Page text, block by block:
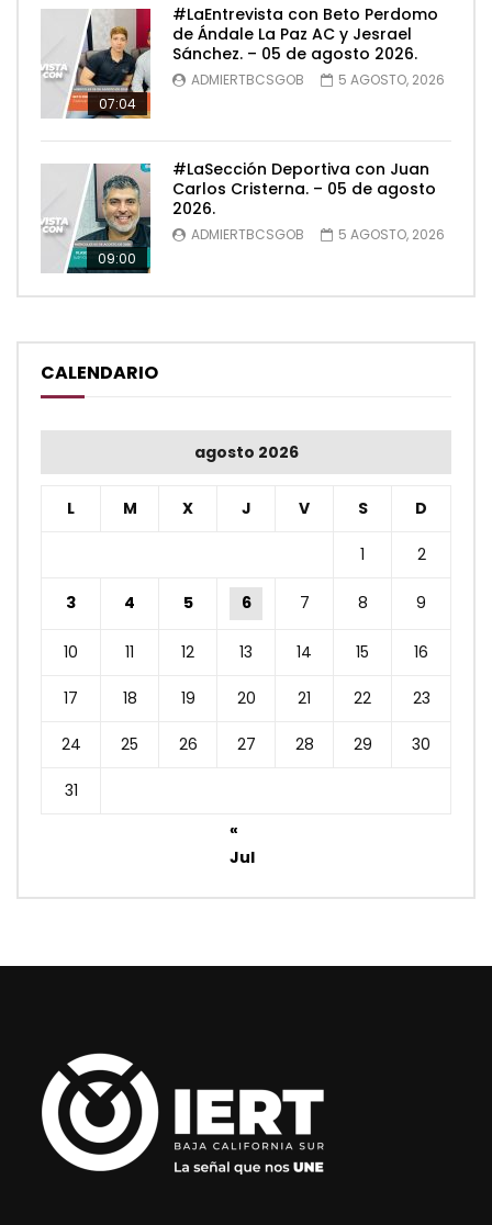
07:04
#LaEntrevista con Beto Perdomo
de Ándale La Paz AC y Jesrael
Sánchez. – 05 de agosto 2026.
ADMIERTBCSGOB 5 AGOSTO, 2026
09:00
#LaSección Deportiva con Juan
Carlos Cristerna. – 05 de agosto
2026.
ADMIERTBCSGOB 5 AGOSTO, 2026
CALENDARIO
agosto 2026
L M X J V S D
1 2
3 4 5 6 7 8 9
10 11 12 13 14 15 16
17 18 19 20 21 22 23
24 25 26 27 28 29 30
31
«
Jul